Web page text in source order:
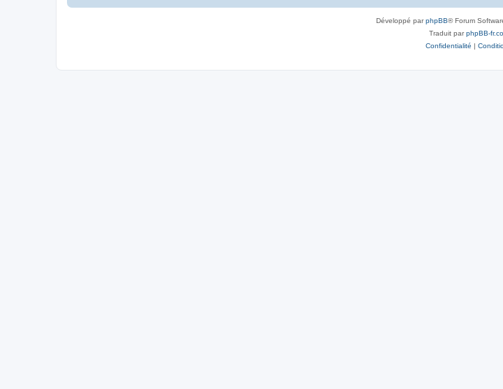
Développé parphpBB® Forum
Traduit parphpBB-
Confidentialité |